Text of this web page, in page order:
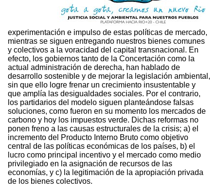
experimentación e impulso de estas políticas de mercado,
mientras se siguen entregando nuestros bienes comunes
y colectivos a la voracidad del capital transnacional. En
efecto, los gobiernos tanto de la Concertación como la
actual administración de derecha, han hablado de
desarrollo sostenible y de mejorar la legislación ambiental,
sin que ello logre frenar un crecimiento insustentable y
que amplía las desigualdades sociales. Por el contrario,
los partidarios del modelo siguen planteándose falsas
soluciones, como fueron en su momento los mercados de
carbono y hoy los impuestos verde. Dichas reformas no
ponen freno a las causas estructurales de la crisis; a) el
incremento del Producto Interno Bruto como objetivo
central de las políticas económicas de los países, b) el
lucro como principal incentivo y el mercado como medio
privilegiado en la asignación de recursos de las
economías, y c) la legitimación de la apropiación privada
de los bienes colectivos.